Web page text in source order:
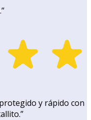
”
y rápido con
”